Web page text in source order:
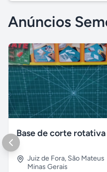
Anúncios
Juiz de Fora, São Mateus
Minas Gerais